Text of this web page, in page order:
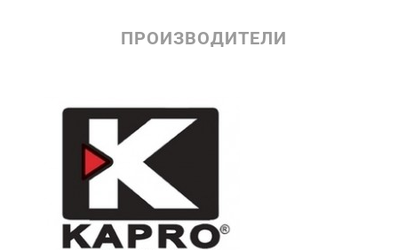
ПРОИЗВОДИТЕЛИ